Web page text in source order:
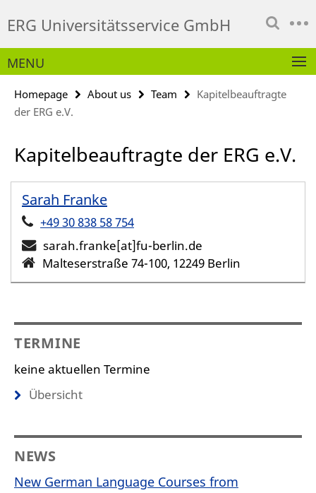
direkt
Inhalt
ERG Universitätsservice GmbH
Service
Navigation
MENU
Homepage About us Team
Kapitelbeauftragte
der ERG e.V.
Kapitelbeauftragte der ERG e.V.
Sarah Franke
+49 30 838 58 754
sarah.franke[at]fu-berlin.de
Malteserstraße 74-100, 12249 Berlin
TERMINE
keine aktuellen Termine
Übersicht
NEWS
New German Language Courses from